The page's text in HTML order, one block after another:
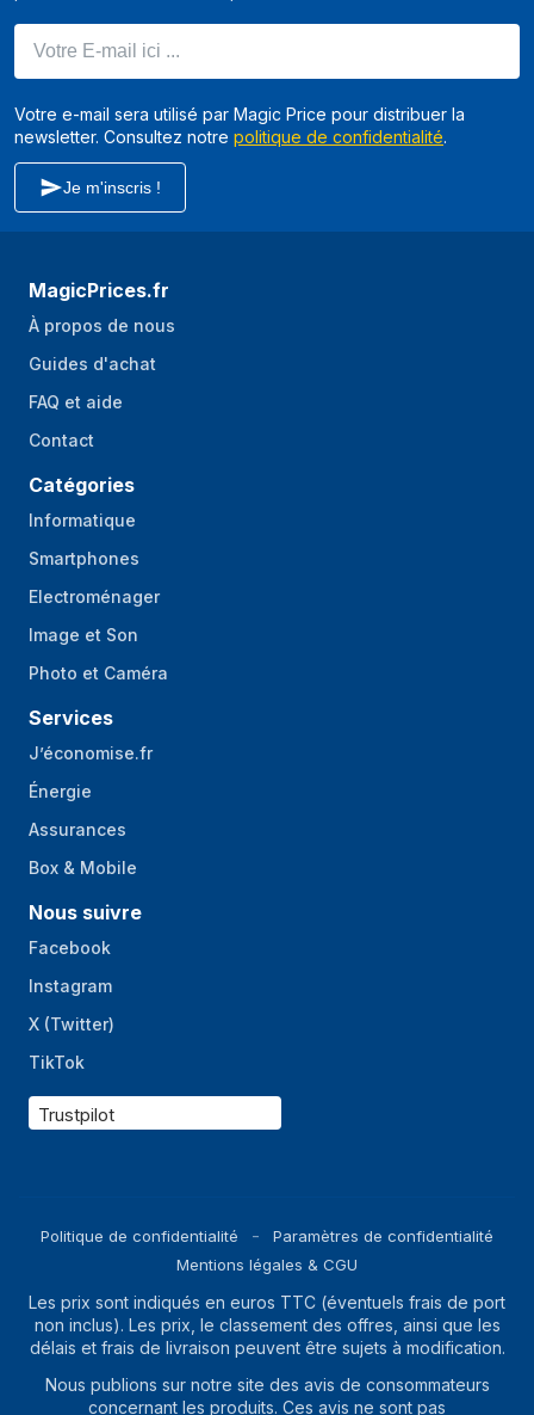
Votre e-mail sera utilisé par Magic Price pour distribuer la
newsletter. Consultez notre politique de confidentialité.
Je m'inscris !
MagicPrices.fr
À propos de nous
Guides d'achat
FAQ et aide
Contact
Catégories
Informatique
Smartphones
Electroménager
Image et Son
Photo et Caméra
Services
J’économise.fr
Énergie
Assurances
Box & Mobile
Nous suivre
Facebook
Instagram
X (Twitter)
TikTok
Trustpilot
Politique de confidentialité
Paramètres de confidentialité
Mentions légales & CGU
Les prix sont indiqués en euros TTC (éventuels frais de port
non inclus). Les prix, le classement des offres, ainsi que les
délais et frais de livraison peuvent être sujets à modification.
Nous publions sur notre site des avis de consommateurs
concernant les produits. Ces avis ne sont pas